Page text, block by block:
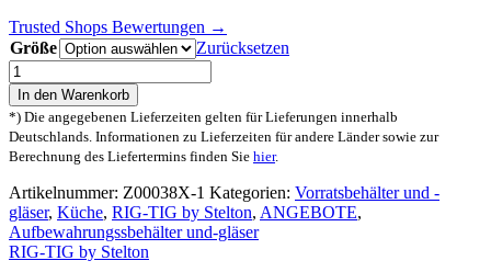
Trusted Shops Bewertungen →
Größe
Zurücksetzen
RIG-
TIG
Aufbewahrungsgläser
STORE-
IT
Menge
In den Warenkorb
*) Die angegebenen Lieferzeiten gelten für Lieferungen innerhalb
Deutschlands. Informationen zu Lieferzeiten für andere Länder sowie zur
Berechnung des Liefertermins finden Sie hier.
Artikelnummer: Z00038X-1 Kategorien: Vorratsbehälter und -
gläser, Küche, RIG-TIG by Stelton, ANGEBOTE,
Aufbewahrungssbehälter und-gläser
RIG-TIG by Stelton